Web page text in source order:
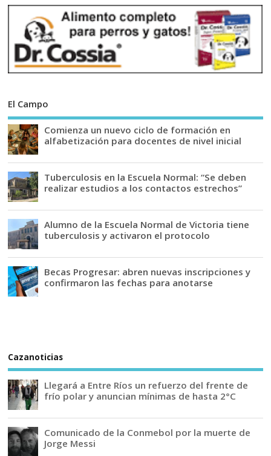
El Campo
Comienza un nuevo ciclo de formación en
alfabetización para docentes de nivel inicial
Tuberculosis en la Escuela Normal: “Se deben
realizar estudios a los contactos estrechos”
Alumno de la Escuela Normal de Victoria tiene
tuberculosis y activaron el protocolo
Becas Progresar: abren nuevas inscripciones y
confirmaron las fechas para anotarse
Cazanoticias
Llegará a Entre Ríos un refuerzo del frente de
frío polar y anuncian mínimas de hasta 2°C
Comunicado de la Conmebol por la muerte de
Jorge Messi